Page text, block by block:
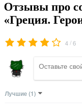
Отзывы про
«Греция.
4 /6
Лучшие (1)